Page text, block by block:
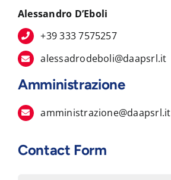
Alessandro D’Eboli
+39 333 7575257
alessadrodeboli@daapsrl.it
Amministrazione
amministrazione@daapsrl.it
Contact Form